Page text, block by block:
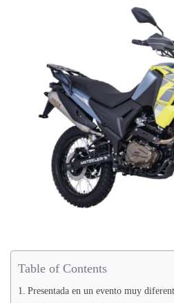
Table of Contents
Presentada en un evento muy